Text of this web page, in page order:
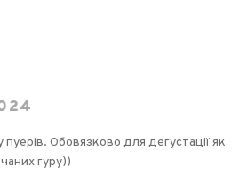
Обовязково для дегустації як
гуру))